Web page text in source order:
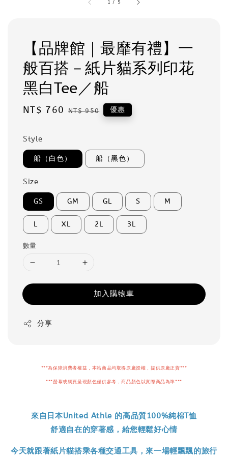
1 / 5
【品牌館｜最靡有禮】一
般百搭－紙片貓系列印花
黑白Tee／船
Sale
NT$ 760 Regular
NT$ 950 優惠
Style
船（白色） 船（黑色）
Size
GS GM GL S M
L XL 2L 3L
數量
加入購物車
分享
***為保障消費者權益，本站商品均取得原廠授權，提供原廠正貨***
***螢幕或網頁呈現顏色僅供參考，商品顏色以實際商品為準***
來自日本United Athle 的高品質100%純棉T恤
舒適自在的穿著感，給您輕鬆好心情
今天就跟著紙片貓搭乘各種交通工具，來一場輕飄飄的旅行